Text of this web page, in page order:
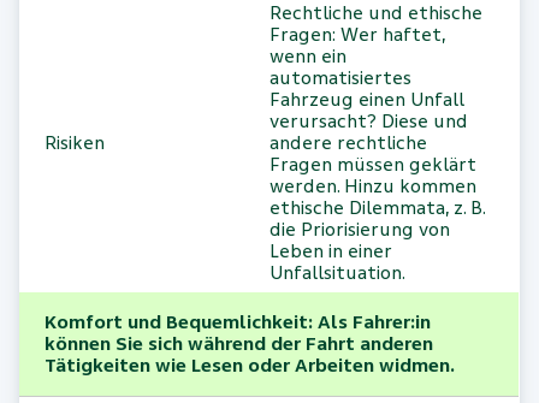
Risiken
Rechtliche und ethische
Fragen: Wer haftet,
wenn ein
automatisiertes
Fahrzeug einen Unfall
verursacht? Diese und
andere rechtliche
Fragen müssen geklärt
werden. Hinzu kommen
ethische Dilemmata, z. B.
die Priorisierung von
Leben in einer
Unfallsituation.
Komfort und Bequemlichkeit: Als Fahrer:in
können Sie sich während der Fahrt anderen
Tätigkeiten wie Lesen oder Arbeiten widmen.